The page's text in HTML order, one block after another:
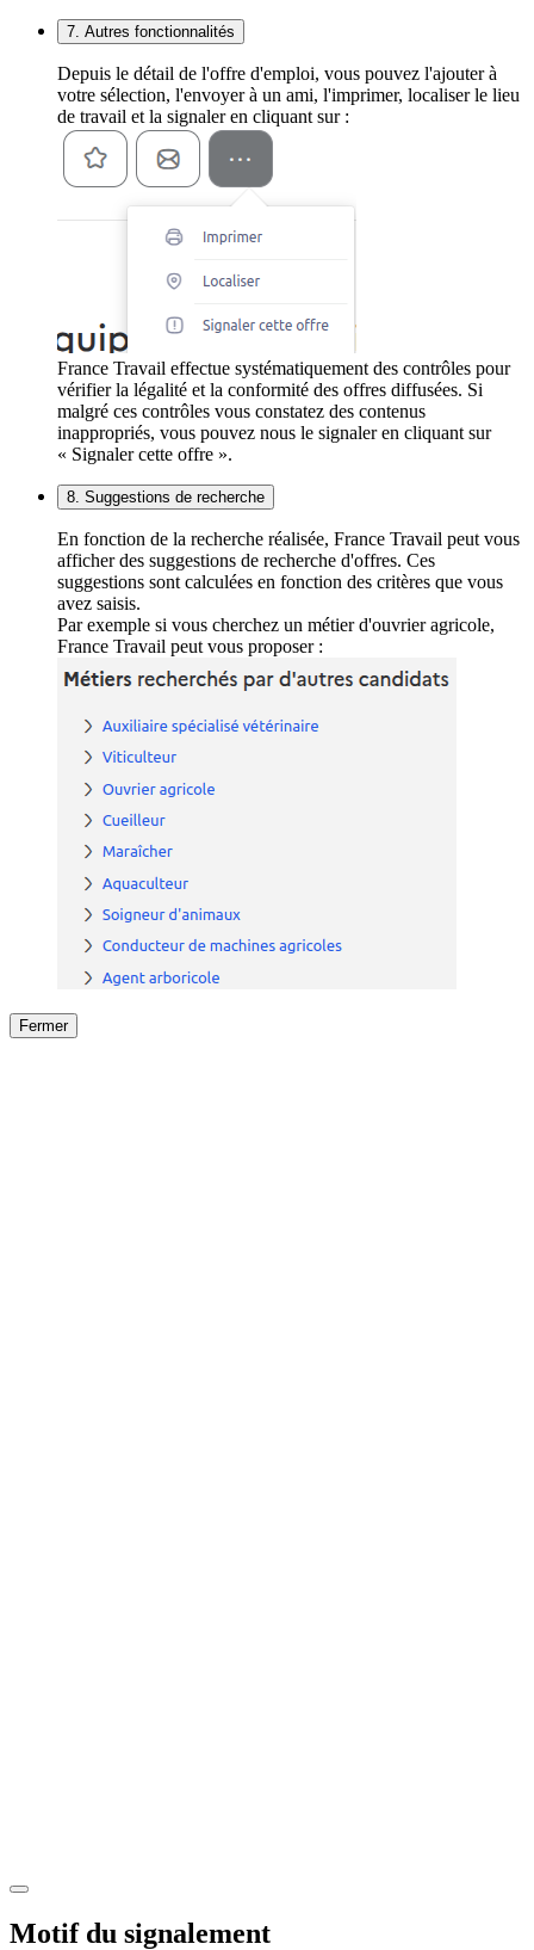
7. Autres fonctionnalités
Depuis le détail de l'offre d'emploi, vous pouvez l'ajouter à
votre sélection, l'envoyer à un ami, l'imprimer, localiser le lieu
de travail et la signaler en cliquant sur :
France Travail effectue systématiquement des contrôles pour
vérifier la légalité et la conformité des offres diffusées. Si
malgré ces contrôles vous constatez des contenus
inappropriés, vous pouvez nous le signaler en cliquant sur
« Signaler cette offre ».
8. Suggestions de recherche
En fonction de la recherche réalisée, France Travail peut vous
afficher des suggestions de recherche d'offres. Ces
suggestions sont calculées en fonction des critères que vous
avez saisis.
Par exemple si vous cherchez un métier d'ouvrier agricole,
France Travail peut vous proposer :
Fermer
Motif du signalement